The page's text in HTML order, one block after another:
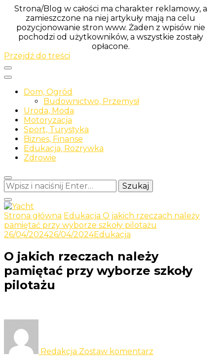
Strona/Blog w całości ma charakter reklamowy, a
zamieszczone na niej artykuły mają na celu
pozycjonowanie stron www. Żaden z wpisów nie
pochodzi od użytkowników, a wszystkie zostały
opłacone.
Przejdź do treści
Dom, Ogród
Budownictwo, Przemysł
Uroda, Moda
Motoryzacja
Sport, Turystyka
Biznes, Finanse
Edukacja, Rozrywka
Zdrowie
Szukasz
czegoś?
Yacht
Odkrywaj nowe i ciekawe informacje
Strona główna Edukacja O jakich rzeczach należy
pamiętać przy wyborze szkoły pilotażu
26/04/202426/04/2024Edukacja
O jakich rzeczach należy
pamiętać przy wyborze szkoły
pilotażu
Redakcja Zostaw komentarz